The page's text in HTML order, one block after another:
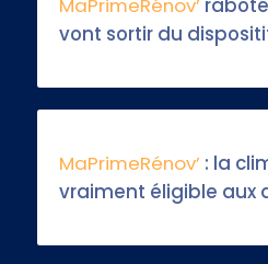
vont sortir du
MaPrimeRénov’ : la
vraiment éligible aux